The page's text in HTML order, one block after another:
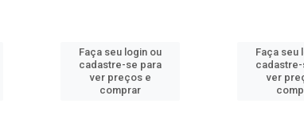
Faça seu login ou
cadastre-se para
ver preços e
comprar
Faça seu
ver